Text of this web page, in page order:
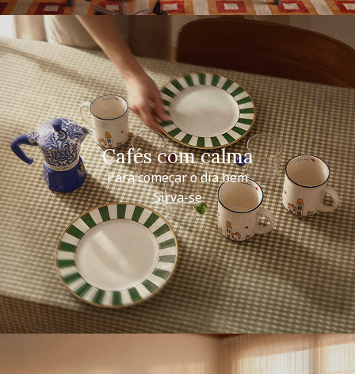
Cafés com calma
Para começar o dia bem
Sirva-se